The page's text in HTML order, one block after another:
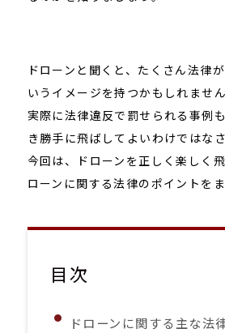
ドローンと聞くと、たくさん法律
いうイメージを持つかもしれません
実際に法律違反で罰せられる事例
き勝手に飛ばしてよいわけではなさ
今回は、ドローンを正しく楽しく
ローンに関する法律のポイントをま
目次
ドローンに関する主な法